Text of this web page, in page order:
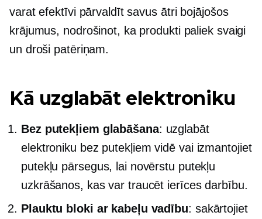
varat efektīvi pārvaldīt savus ātri bojājošos
krājumus, nodrošinot, ka produkti paliek svaigi
un droši patēriņam.
Kā uzglabāt elektroniku
Bez putekļiem glabāšana: uzglabāt
elektroniku bez putekļiem vidē vai izmantojiet
putekļu pārsegus, lai novērstu putekļu
uzkrāšanos, kas var traucēt ierīces darbību.
Plauktu bloki ar kabeļu vadību: sakārtojiet